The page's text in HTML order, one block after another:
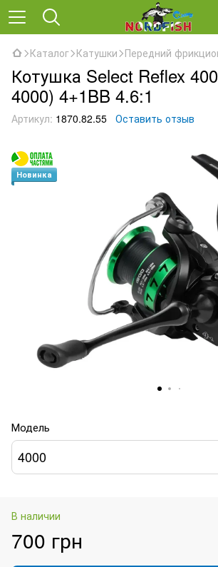
Каталог Катушки Передний
Котушка Select Reflex
4000) 4+1BB 4.6:1
Артикул: 1870.82.55 Оставить отзыв
Новинка
Модель
4000
В наличии
700 грн